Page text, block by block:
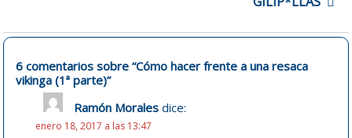
6 comentarios sobre “Cómo hacer frente a una resaca
vikinga (1ª parte)”
Ramón Morales dice:
enero 18, 2017 a las 13:47